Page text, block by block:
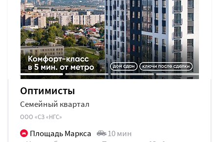
Оптимисты
Семейный квартал
ООО «СЗ «НГС»
Площадь Маркса
10 мин